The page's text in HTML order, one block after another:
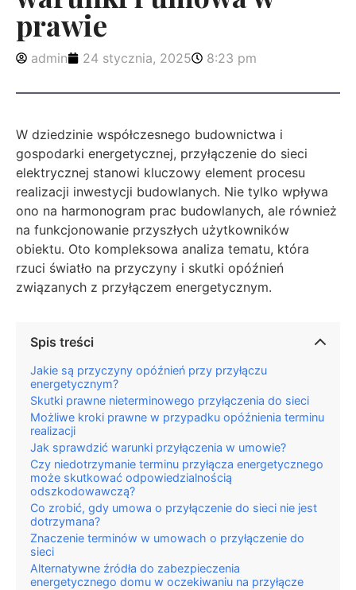
prawie
admin 24 stycznia, 2025 8:23 pm
W dziedzinie współczesnego budownictwa i
gospodarki energetycznej, przyłączenie do sieci
elektrycznej stanowi kluczowy element procesu
realizacji inwestycji budowlanych. Nie tylko wpływa
ono na harmonogram prac budowlanych, ale również
na funkcjonowanie przyszłych użytkowników
obiektu. Oto kompleksowa analiza tematu, która
rzuci światło na przyczyny i skutki opóźnień
związanych z przyłączem energetycznym.
Spis treści
Jakie są przyczyny opóźnień przy przyłączu
energetycznym?
Skutki prawne nieterminowego przyłączenia do sieci
Możliwe kroki prawne w przypadku opóźnienia terminu
realizacji
Jak sprawdzić warunki przyłączenia w umowie?
Czy niedotrzymanie terminu przyłącza energetycznego
może skutkować odpowiedzialnością
odszkodowawczą?
Co zrobić, gdy umowa o przyłączenie do sieci nie jest
dotrzymana?
Znaczenie terminów w umowach o przyłączenie do
sieci
Alternatywne źródła do zabezpieczenia
energetycznego domu w oczekiwaniu na przyłącze